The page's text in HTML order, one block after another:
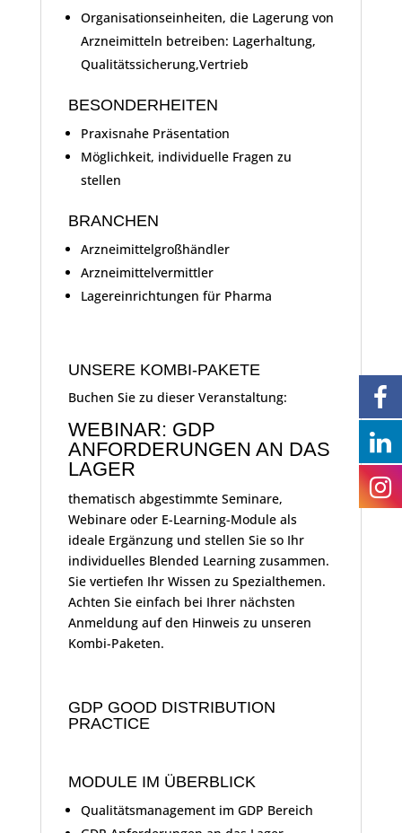
Organisationseinheiten, die Lagerung von
Arzneimitteln betreiben: Lagerhaltung,
Qualitätssicherung,Vertrieb
BESONDERHEITEN
Praxisnahe Präsentation
Möglichkeit, individuelle Fragen zu
stellen
BRANCHEN
Arzneimittelgroßhändler
Arzneimittelvermittler
Lagereinrichtungen für Pharma
UNSERE KOMBI-PAKETE
Buchen Sie zu dieser Veranstaltung:
WEBINAR: GDP
ANFORDERUNGEN AN DAS
LAGER
thematisch abgestimmte Seminare,
Webinare oder E-Learning-Module als
ideale Ergänzung und stellen Sie so Ihr
individuelles Blended Learning zusammen.
Sie vertiefen Ihr Wissen zu Spezialthemen.
Achten Sie einfach bei Ihrer nächsten
Anmeldung auf den Hinweis zu unseren
Kombi-Paketen.
GDP GOOD DISTRIBUTION
PRACTICE
MODULE IM ÜBERBLICK
Qualitätsmanagement im GDP Bereich